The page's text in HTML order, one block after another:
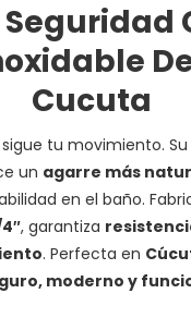
De
Cucuta
tu movimiento. Su
un agarre más
en el baño.
, garantiza
. Perfecta en
moderno y